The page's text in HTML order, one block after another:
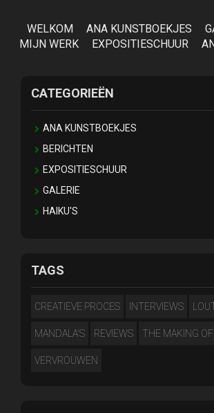
WELKOM ANA KUNSTBOEKJES
MIJN WERK
EXPOSITIESCHUUR
CATEGORIEËN
ANA KUNSTBOEKJES
BERICHTEN
EXPOSITIESCHUUR
GALERIE
HAIKU'S
TAGS
CREATIEVE PROCES INTERVIEWS
MANDALA'S REVIEWS THE MAKING OF
VERVROUWEN